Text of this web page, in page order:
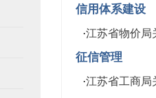
信用体系建设
·江苏省物价局
征信管理
·江苏省工商局